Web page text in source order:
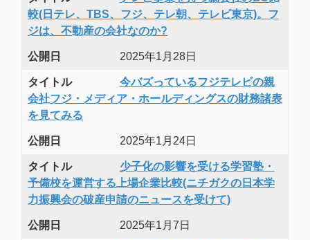
較(日テレ、TBS、フジ、テレ朝、テレビ東京)。フ
ジは、不動産の会社なのか?
公開日 2025年1月28日
タイトル
今バズっているフジテレビの親
会社フジ・メディア・ホールディングスの財務諸表
を見てみる
公開日 2025年1月24日
タイトル
少子化の影響を受ける学習塾・
予備校を運営する上場企業比較(ニチガクの日本学
力振興会の破産申請のニュースを受けて)
公開日 2025年1月7日